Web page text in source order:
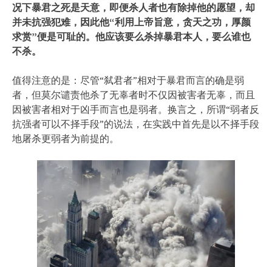
况下暴君之死是天意，即便杀人者也有除掉他的愿望，却
并未抗强犯难，因此他“利用上帝旨意，贪天之功，厚颜
求赏”便是可耻的。他应该要么杀掉暴君本人，要么谁也
不杀。
值得注意的是：尽管“弑君者”相对于暴君而言的确是弱
者，但莫尔谴责他杀了无辜者时不仅因被害者无辜，而且
因被害者相对于凶手而言也是弱者。换言之，所谓“弱者反
抗强者可以不择手段”的说法，在实践中首先是以不择手段
地屠杀更弱者为前提的。